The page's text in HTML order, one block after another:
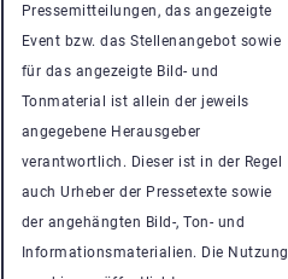
Pressemitteilungen, das angezeigte
Event bzw. das Stellenangebot sowie
für das angezeigte Bild- und
Tonmaterial ist allein der jeweils
angegebene Herausgeber
verantwortlich. Dieser ist in der Regel
auch Urheber der Pressetexte sowie
der angehängten Bild-, Ton- und
Informationsmaterialien. Die Nutzung